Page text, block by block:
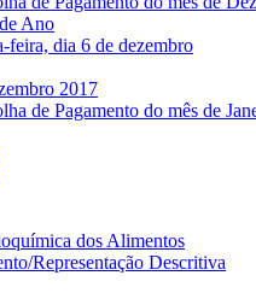
Ano
dia 6 de dezembro
2017
de Pagamento do mês de
dos Alimentos
Representação Descritiva